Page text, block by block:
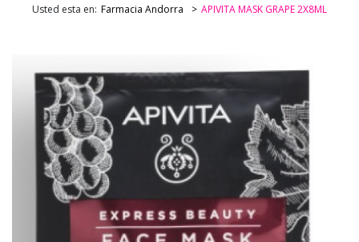
Usted esta en: Farmacia Andorra APIVITA MASK GRAPE 2X8ML